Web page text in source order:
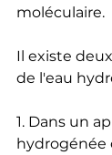
moléculaire.
Il existe
de l'eau
1. Dans un
hydrogénée